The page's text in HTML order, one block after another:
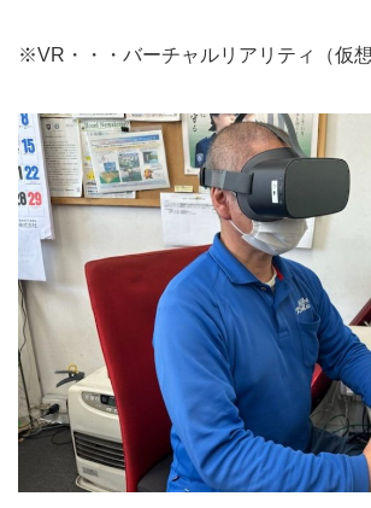
※VR・・・バーチャルリアリティ（仮想